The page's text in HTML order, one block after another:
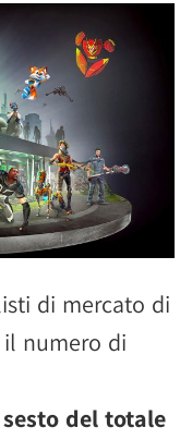
di mercato di
numero di
del totale